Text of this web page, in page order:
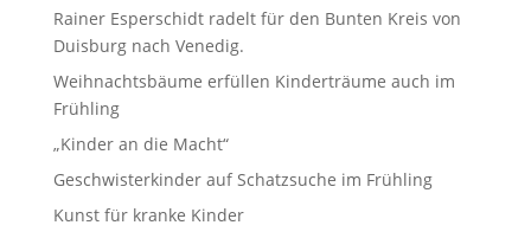
Rainer Esperschidt radelt für den Bunten Kreis von
Duisburg nach Venedig.
Weihnachtsbäume erfüllen Kinderträume auch im
Frühling
„Kinder an die Macht“
Geschwisterkinder auf Schatzsuche im Frühling
Kunst für kranke Kinder